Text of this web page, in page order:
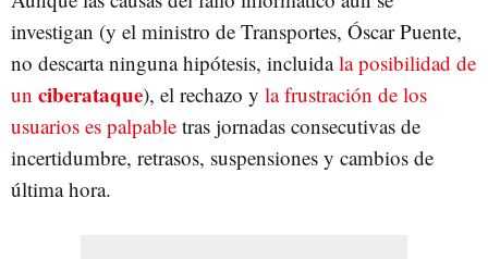
investigan (y el ministro de Transportes, Óscar Puente,
no descarta ninguna hipótesis, incluidala posibilidad de
un ciberataque), el rechazo y la frustración de los
usuarios es palpable tras jornadas consecutivas de
incertidumbre, retrasos, suspensiones y cambios de
última hora.